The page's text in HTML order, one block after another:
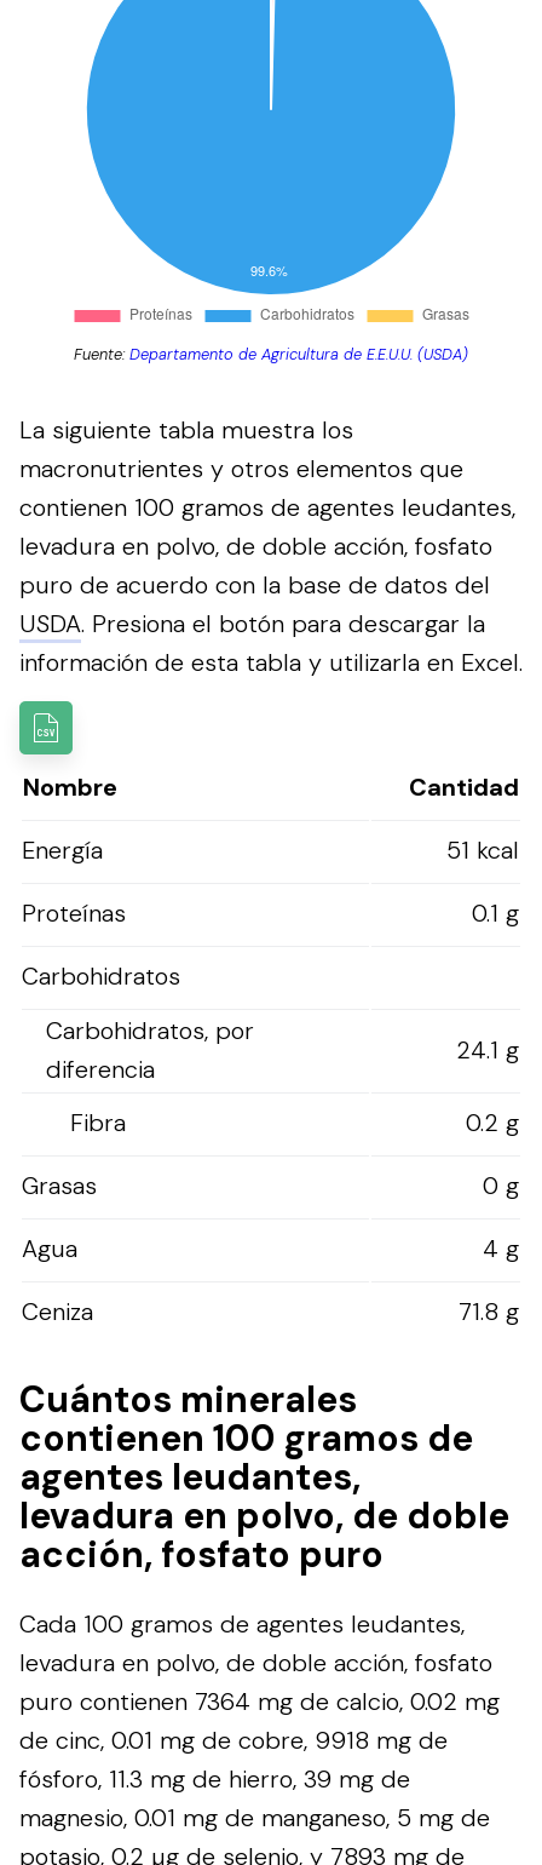
Fuente:Departamento de Agricultura de E.E.U.U. (USDA)
La siguiente tabla muestra los
macronutrientes y otros elementos que
contienen 100 gramos de agentes leudantes,
levadura en polvo, de doble acción, fosfato
puro de acuerdo con la base de datos del
USDA. Presiona el botón para descargar la
información de esta tabla y utilizarla en Excel.
Nombre
Cantidad
Energía
51 kcal
Proteínas
0.1 g
Carbohidratos
Carbohidratos, por
diferencia
24.1 g
Fibra
0.2 g
Grasas
0 g
Agua
4 g
Ceniza
71.8 g
Cuántos minerales
contienen 100 gramos de
agentes leudantes,
levadura en polvo, de doble
acción, fosfato puro
Cada 100 gramos de agentes leudantes,
levadura en polvo, de doble acción, fosfato
puro contienen 7364 mg de calcio, 0.02 mg
de cinc, 0.01 mg de cobre, 9918 mg de
fósforo, 11.3 mg de hierro, 39 mg de
magnesio, 0.01 mg de manganeso, 5 mg de
potasio, 0.2 µg de selenio, y 7893 mg de